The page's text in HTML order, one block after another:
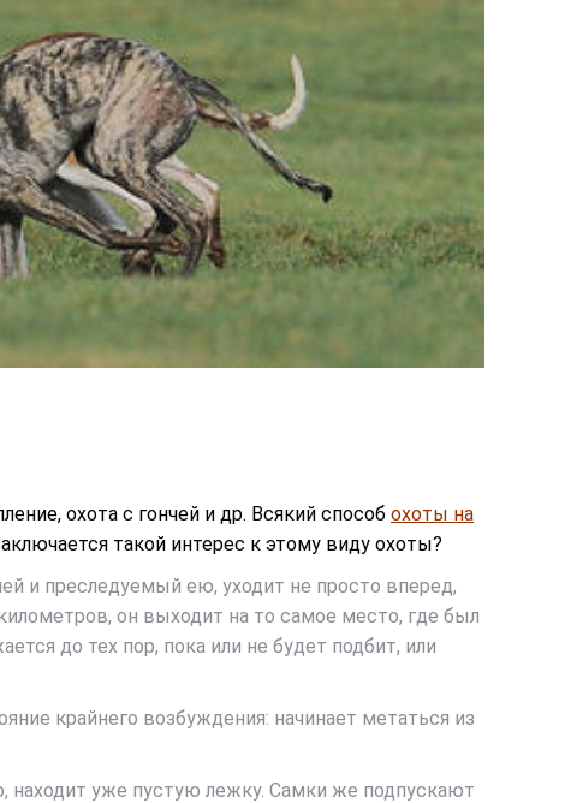
охота с гончей и др. Всякий способ охоты на
такой интерес к этому виду охоты?
и преследуемый ею, уходит не просто вперед,
он выходит на то самое место, где был
до тех пор, пока или не будет подбит, или
крайнего возбуждения: начинает метаться из
находит уже пустую лежку. Самки же подпускают